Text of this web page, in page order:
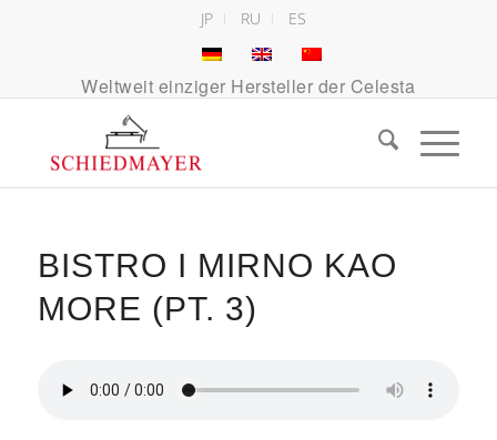
JP RU ES
Weltweit einziger Hersteller der Celesta
BISTRO I MIRNO KAO
MORE (PT. 3)